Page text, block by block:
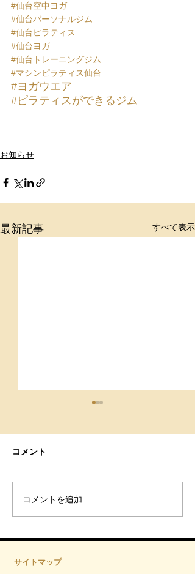
#仙台空中ヨガ
#仙台パーソナルジム
#仙台ピラティス
#仙台ヨガ
#仙台トレーニングジム
#マシンピラティス仙台
#ヨガウエア
#ピラティスができるジム
お知らせ
最新記事 すべて表示
コメント
コメントを追加…
サイトマップ